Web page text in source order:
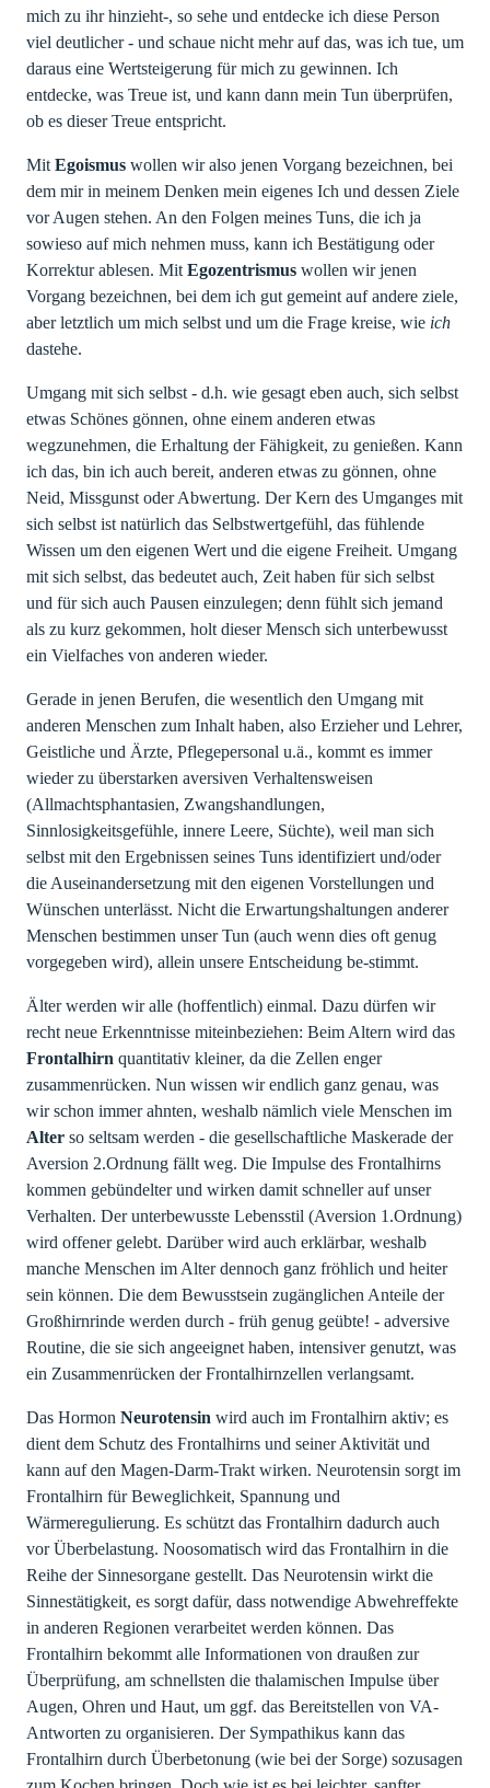
mich zu ihr hinzieht-, so sehe und entdecke ich diese Person
viel deutlicher - und schaue nicht mehr auf das, was ich tue, um
daraus eine Wertsteigerung für mich zu gewinnen. Ich
entdecke, was Treue ist, und kann dann mein Tun überprüfen,
ob es dieser Treue entspricht.
Mit Egoismus wollen wir also jenen Vorgang bezeichnen, bei
dem mir in meinem Denken mein eigenes Ich und dessen Ziele
vor Augen stehen. An den Folgen meines Tuns, die ich ja
sowieso auf mich nehmen muss, kann ich Bestätigung oder
Korrektur ablesen. Mit Egozentrismus wollen wir jenen
Vorgang bezeichnen, bei dem ich gut gemeint auf andere ziele,
aber letztlich um mich selbst und um die Frage kreise, wie ich
dastehe.
Umgang mit sich selbst - d.h. wie gesagt eben auch, sich selbst
etwas Schönes gönnen, ohne einem anderen etwas
wegzunehmen, die Erhaltung der Fähigkeit, zu genießen. Kann
ich das, bin ich auch bereit, anderen etwas zu gönnen, ohne
Neid, Missgunst oder Abwertung. Der Kern des Umganges mit
sich selbst ist natürlich das Selbstwertgefühl, das fühlende
Wissen um den eigenen Wert und die eigene Freiheit. Umgang
mit sich selbst, das bedeutet auch, Zeit haben für sich selbst
und für sich auch Pausen einzulegen; denn fühlt sich jemand
als zu kurz gekommen, holt dieser Mensch sich unterbewusst
ein Vielfaches von anderen wieder.
Gerade in jenen Berufen, die wesentlich den Umgang mit
anderen Menschen zum Inhalt haben, also Erzieher und Lehrer,
Geistliche und Ärzte, Pflegepersonal u.ä., kommt es immer
wieder zu überstarken aversiven Verhaltensweisen
(Allmachtsphantasien, Zwangshandlungen,
Sinnlosigkeitsgefühle, innere Leere, Süchte), weil man sich
selbst mit den Ergebnissen seines Tuns identifiziert und/oder
die Auseinandersetzung mit den eigenen Vorstellungen und
Wünschen unterlässt. Nicht die Erwartungshaltungen anderer
Menschen bestimmen unser Tun (auch wenn dies oft genug
vorgegeben wird), allein unsere Entscheidung be-stimmt.
Älter werden wir alle (hoffentlich) einmal. Dazu dürfen wir
recht neue Erkenntnisse miteinbeziehen: Beim Altern wird das
Frontalhirn quantitativ kleiner, da die Zellen enger
zusammenrücken. Nun wissen wir endlich ganz genau, was
wir schon immer ahnten, weshalb nämlich viele Menschen im
Alter so seltsam werden - die gesellschaftliche Maskerade der
Aversion 2.Ordnung fällt weg. Die Impulse des Frontalhirns
kommen gebündelter und wirken damit schneller auf unser
Verhalten. Der unterbewusste Lebensstil (Aversion 1.Ordnung)
wird offener gelebt. Darüber wird auch erklärbar, weshalb
manche Menschen im Alter dennoch ganz fröhlich und heiter
sein können. Die dem Bewusstsein zugänglichen Anteile der
Großhirnrinde werden durch - früh genug geübte! - adversive
Routine, die sie sich angeeignet haben, intensiver genutzt, was
ein Zusammenrücken der Frontalhirnzellen verlangsamt.
Das Hormon Neurotensin wird auch im Frontalhirn aktiv; es
dient dem Schutz des Frontalhirns und seiner Aktivität und
kann auf den Magen-Darm-Trakt wirken. Neurotensin sorgt im
Frontalhirn für Beweglichkeit, Spannung und
Wärmeregulierung. Es schützt das Frontalhirn dadurch auch
vor Überbelastung. Noosomatisch wird das Frontalhirn in die
Reihe der Sinnesorgane gestellt. Das Neurotensin wirkt die
Sinnestätigkeit, es sorgt dafür, dass notwendige Abwehreffekte
in anderen Regionen verarbeitet werden können. Das
Frontalhirn bekommt alle Informationen von draußen zur
Überprüfung, am schnellsten die thalamischen Impulse über
Augen, Ohren und Haut, um ggf. das Bereitstellen von VA-
Antworten zu organisieren. Der Sympathikus kann das
Frontalhirn durch Überbetonung (wie bei der Sorge) sozusagen